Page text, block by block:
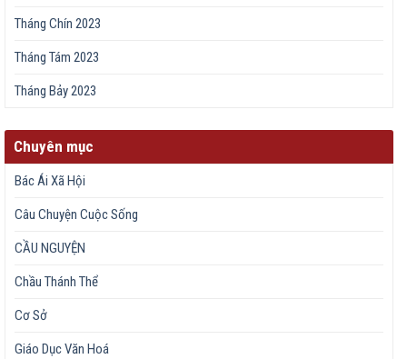
Tháng Chín 2023
Tháng Tám 2023
Tháng Bảy 2023
Chuyên mục
Bác Ái Xã Hội
Câu Chuyện Cuộc Sống
CẦU NGUYỆN
Chầu Thánh Thể
Cơ Sở
Giáo Dục Văn Hoá